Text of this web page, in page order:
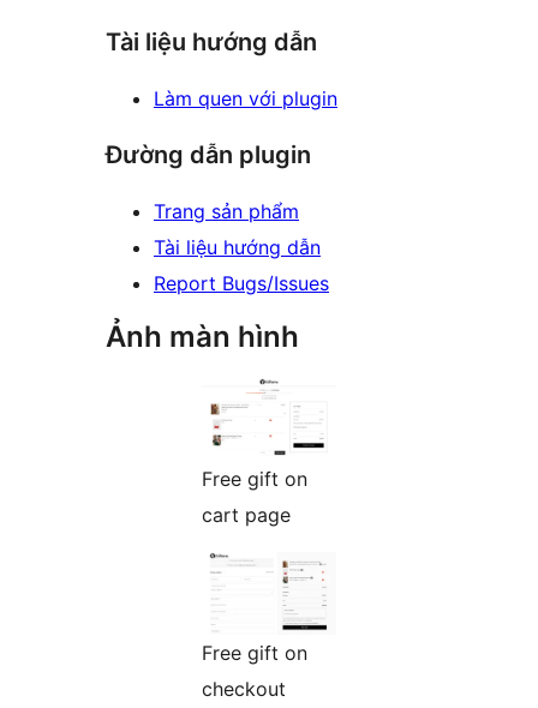
Tài liệu hướng dẫn
Làm quen với plugin
Đường dẫn plugin
Trang sản phẩm
Tài liệu hướng dẫn
Report Bugs/Issues
Ảnh màn hình
Free gift on
cart page
Free gift on
checkout